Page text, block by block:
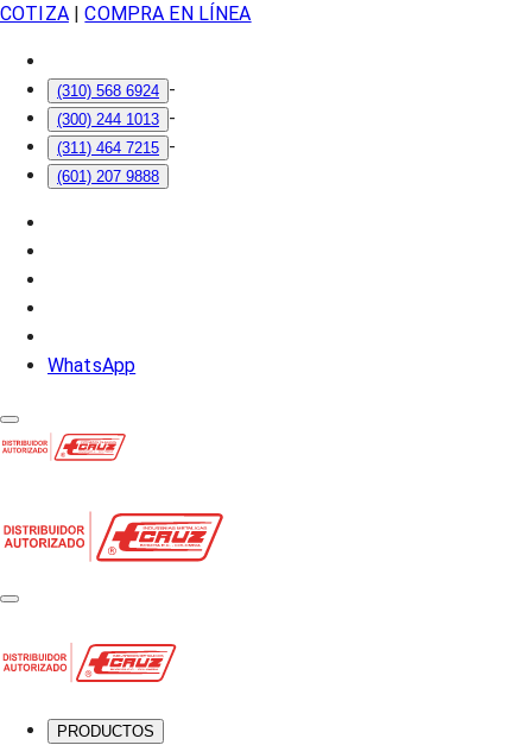
COTIZA| COMPRA EN LÍNEA
(310) 568 6924 -
(300) 244 1013 -
(311) 464 7215 -
(601) 207 9888
WhatsApp
PRODUCTOS